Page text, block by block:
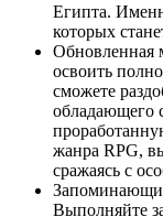
Египта.
которых
Обновленная
освоить
сможете
обладающего
жанра RPG,
сражаясь с
Выполняйте